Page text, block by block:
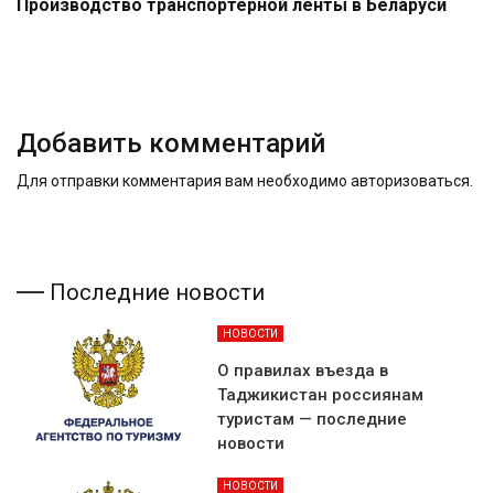
Производство транспортерной ленты в Беларуси
Добавить комментарий
Для отправки комментария вам необходимо авторизоваться
Последние новости
НОВОСТИ
О правилах въезда в
Таджикистан россиянам
туристам — последние
новости
НОВОСТИ